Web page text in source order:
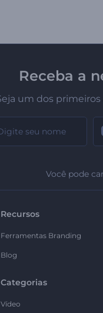
Receba a
um dos
Você pode
Recursos
Ferramentas Branding
Blog
Categorias
Vídeo